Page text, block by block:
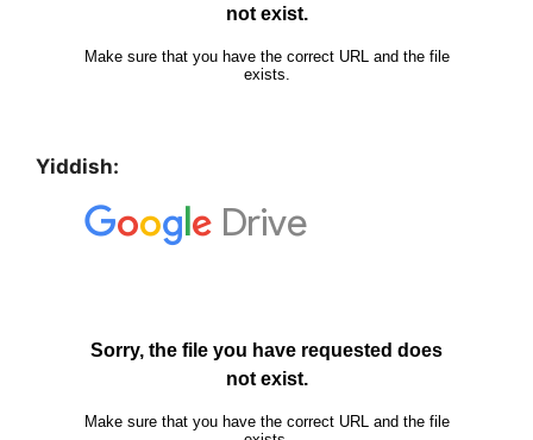
Yiddish: